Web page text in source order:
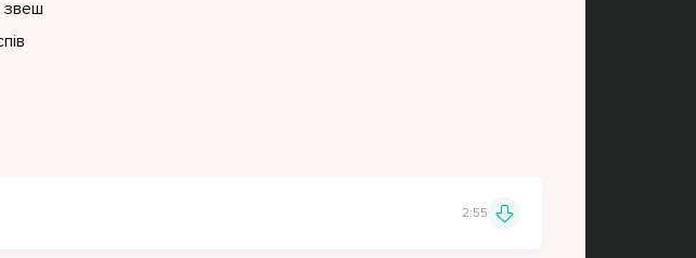
звеш
2:55